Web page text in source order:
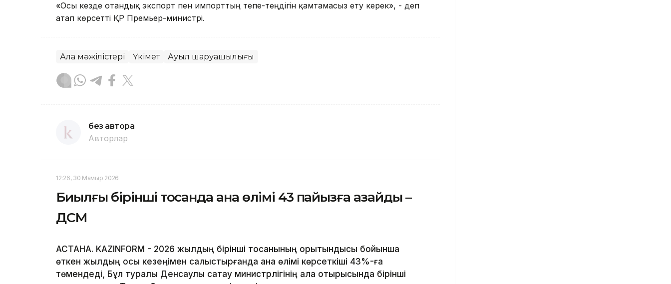
«Осы кезде отандық экспорт пен импорттың тепе-теңдігін қамтамасыз ету керек», - деп
атап көрсетті ҚР Премьер-министрі.
Алқа мәжілістері Үкімет Ауыл шаруашылығы
без автора
Авторлар
12:26, 30 Мамыр 2026
Биылғы бірінші тоқсанда ана өлімі 43 пайызға азайды –
ДСМ
АСТАНА. KAZINFORM - 2026 жылдың бірінші тоқсанының қорытындысы бойынша
өткен жылдың осы кезеңімен салыстырғанда ана өлімі көрсеткіші 43%-ға
төмендеді, Бұл туралы Денсаулық сақтау министрлігінің алқа отырысында бірінші